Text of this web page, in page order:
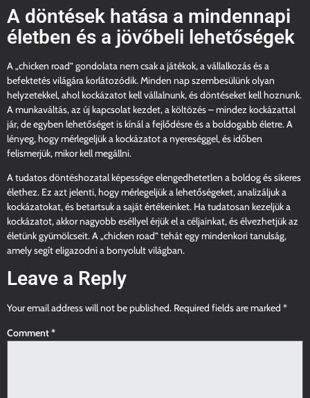
A döntések hatása a mindennapi
életben és a jövőbeli lehetőségek
A „chicken road” gondolata nem csak a játékok, a vállalkozás és a
befektetés világára korlátozódik. Minden nap szembesülünk olyan
helyzetekkel, ahol kockázatot kell vállalnunk, és döntéseket kell hoznunk.
A munkaváltás, az új kapcsolat kezdet, a költözés – mindez kockázattal
jár, de egyben lehetőséget is kínál a fejlődésre és a boldogabb életre. A
lényeg, hogy mérlegeljük a kockázatot a nyereséggel, és időben
felismerjük, mikor kell megállni.
A tudatos döntéshozatal képessége elengedhetetlen a boldog és sikeres
élethez. Ez azt jelenti, hogy mérlegeljük a lehetőségeket, analizáljuk a
kockázatokat, és betartsuk a saját értékeinket. Ha tudatosan kezeljük a
kockázatot, akkor nagyobb eséllyel érjük el a céljainkat, és élvezhetjük az
életünk gyümölcseit. A „chicken road” tehát egy mindenkori tanulság,
amely segít eligazodni a bonyolult világban.
Leave a Reply
Your email address will not be published. Required fields are marked *
Comment*